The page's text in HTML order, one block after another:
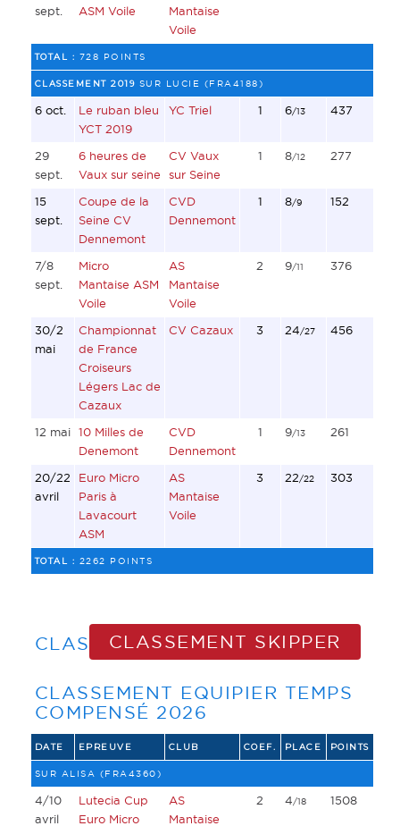
sept.
ASM Voile
Mantaise
Voile
TOTAL : 728 POINTS
CLASSEMENT 2019 SUR LUCIE (FRA4188)
6 oct.
Le ruban bleu
YCT 2019
YC Triel 1 6/13 437
29
sept.
6 heures de
Vaux sur seine
CV Vaux
sur Seine
1 8/12 277
15
sept.
Coupe de la
Seine CV
Dennemont
CVD
Dennemont
1 8/9 152
7/8
sept.
Micro
Mantaise ASM
Voile
AS
Mantaise
Voile
2 9/11 376
30/2
mai
Championnat
de France
Croiseurs
Légers Lac de
Cazaux
CV Cazaux 3 24/27 456
12 mai
10 Milles de
Denemont
CVD
Dennemont
1 9/13 261
20/22
avril
Euro Micro
Paris à
Lavacourt
ASM
AS
Mantaise
Voile
3 22/22 303
TOTAL : 2262 POINTS
CLASSEMENT EQUIPIER
CLASSEMENT SKIPPER
CLASSEMENT EQUIPIER TEMPS
COMPENSÉ 2026
DATE EPREUVE CLUB COEF. PLACE POINTS
SUR ALISA (FRA4360)
4/10
avril
Lutecia Cup
Euro Micro
AS
Mantaise
2 4/18 1508